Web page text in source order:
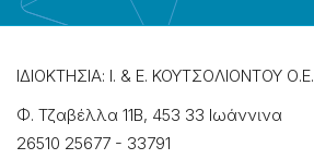
ΙΔΙΟΚΤΗΣΙΑ: Ι. & Ε. ΚΟΥΤΣΟΛΙΟΝΤΟΥ Ο.Ε.
Φ. Τζαβέλλα 11Β, 453 33 Ιωάννɩνα
26510 25677 - 33791